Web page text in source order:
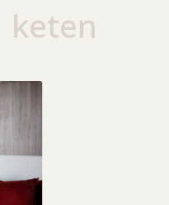
keten